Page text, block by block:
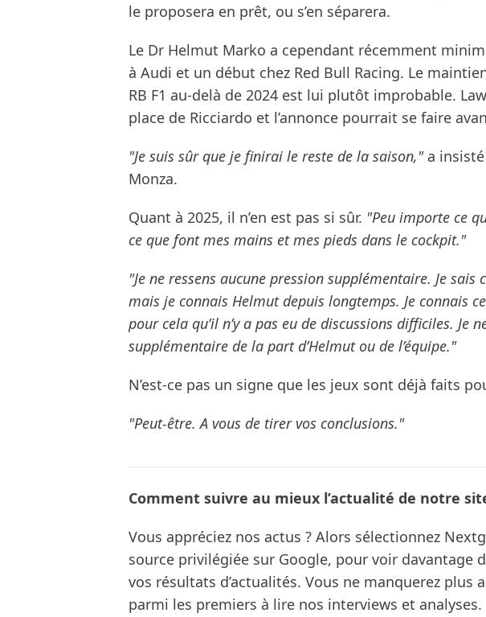
le proposera en prêt, ou s’en séparera.
Le Dr Helmut Marko a cependant récemment
à Audi et un début chez Red Bull Racing. Le
RB F1 au-delà de 2024 est lui plutôt improbable.
place de Ricciardo et l’annonce pourrait se faire
"Je suis sûr que je finirai le reste de la saison,"a
Monza.
Quant à 2025, il n’en est pas si sûr. "Peu importe ce
ce que font mes mains et mes pieds dans le cockpit."
"Je ne ressens aucune pression supplémentaire. Je
mais je connais Helmut depuis longtemps. Je connais
pour cela qu’il n’y a pas eu de discussions difficiles. Je
supplémentaire de la part d’Helmut ou de l’équipe."
N’est-ce pas un signe que les jeux sont déjà faits
"Peut-être. A vous de tirer vos conclusions."
Comment suivre au mieux l’actualité de notre
Vous appréciez nos actus ? Alors sélectionnez
source privilégiée sur Google, pour voir davantage
vos résultats d’actualités. Vous ne manquerez plus
parmi les premiers à lire nos interviews et analyses.